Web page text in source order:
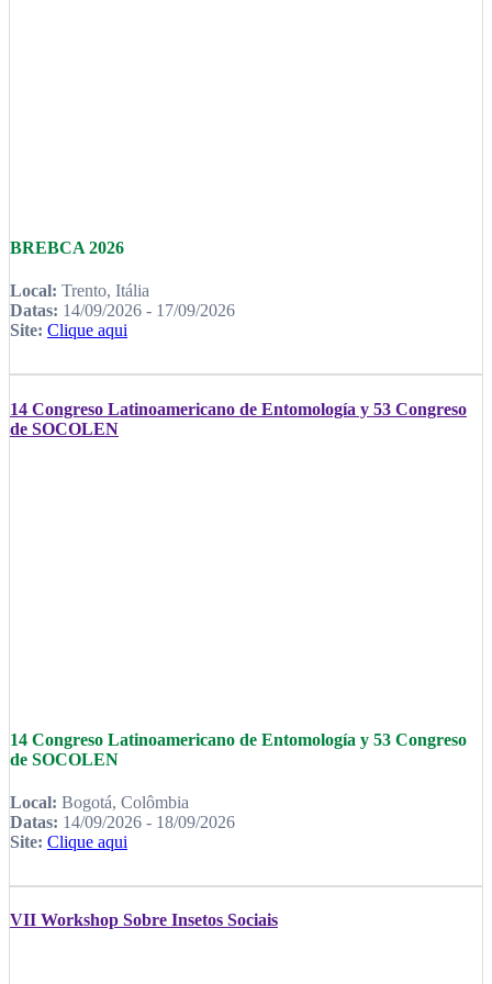
BREBCA 2026
Local: Trento, Itália
Datas: 14/09/2026 - 17/09/2026
Site: Clique aqui
14 Congreso Latinoamericano de Entomología y 53 Congreso
de SOCOLEN
14 Congreso Latinoamericano de Entomología y 53 Congreso
de SOCOLEN
Local: Bogotá, Colômbia
Datas: 14/09/2026 - 18/09/2026
Site: Clique aqui
VII Workshop Sobre Insetos Sociais